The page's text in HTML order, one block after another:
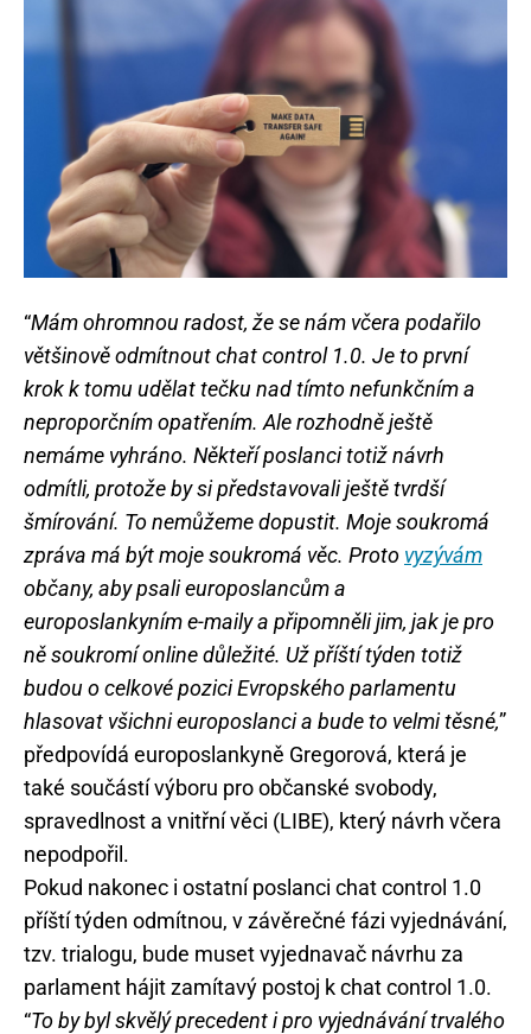
“Mám ohromnou radost, že se nám včera podařilo
většinově odmítnout chat control 1.0. Je to první
krok k tomu udělat tečku nad tímto nefunkčním a
neproporčním opatřením. Ale rozhodně ještě
nemáme vyhráno. Někteří poslanci totiž návrh
odmítli, protože by si představovali ještě tvrdší
šmírování. To nemůžeme dopustit. Moje soukromá
zpráva má být moje soukromá věc. Proto vyzývám
občany, aby psali europoslancům a
europoslankyním e-maily a připomněli jim, jak je pro
ně soukromí online důležité. Už příští týden totiž
budou o celkové pozici Evropského parlamentu
hlasovat všichni europoslanci a bude to velmi těsné,”
předpovídá europoslankyně Gregorová, která je
také součástí výboru pro občanské svobody,
spravedlnost a vnitřní věci (LIBE), který návrh včera
nepodpořil.
Pokud nakonec i ostatní poslanci chat control 1.0
příští týden odmítnou, v závěrečné fázi vyjednávání,
tzv. trialogu, bude muset vyjednavač návrhu za
parlament hájit zamítavý postoj k chat control 1.0.
“To by byl skvělý precedent i pro vyjednávání trvalého